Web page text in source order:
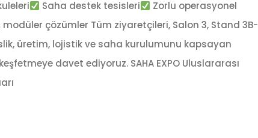
Saha destek tesisleri
Zorlu operasyonel
çözümler Tüm ziyaretçileri, Salon 3, Stand 3B-
üretim, lojistik ve saha kurulumunu kapsayan
davet ediyoruz. SAHA EXPO Uluslararası